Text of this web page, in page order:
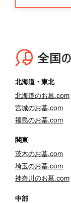
北海道・東北
北海道のお墓.com
宮城のお墓.com
福島のお墓.com
関東
茨木のお墓.com
埼玉のお墓.com
神奈川のお墓.com
中部